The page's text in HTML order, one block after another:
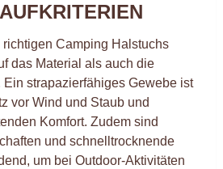
Camping Halstuchs
das Material als auch die
Ein strapazierfähiges Gewebe ist
vor Wind und Staub und
Komfort. Zudem sind
und schnelltrocknende
um bei Outdoor-Aktivitäten